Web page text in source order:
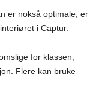
er nokså optimale, er
i Captur.
for klassen,
Flere kan bruke